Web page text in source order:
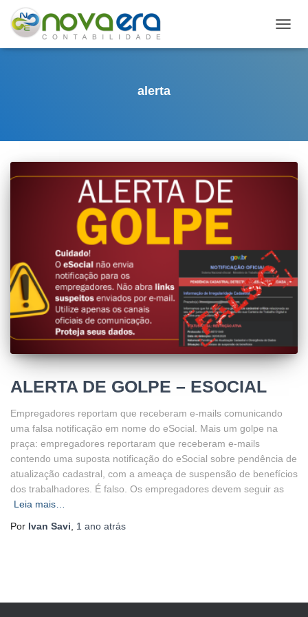
alerta
ALERTA DE GOLPE – ESOCIAL
Empregadores reportam que receberam e-mails comunicando
uma falsa notificação em nome do eSocial. Mais um golpe na
praça: empregadores reportaram que receberam e-mails
contendo uma suposta notificação do eSocial sobre pendência de
atualização cadastral, com a ameaça de suspensão de benefícios
dos trabalhadores. É falso. Os empregadores devem seguir as
Leia mais…
Por Ivan Savi 1 ano atrás